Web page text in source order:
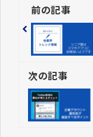
前の記事
次の記事